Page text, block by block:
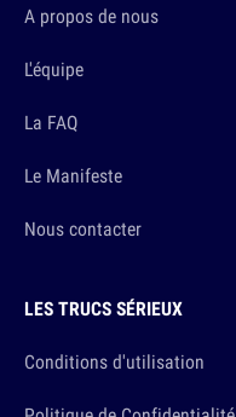
A propos de nous
L'équipe
La FAQ
Le Manifeste
Nous contacter
LES TRUCS SÉRIEUX
Conditions d'utilisation